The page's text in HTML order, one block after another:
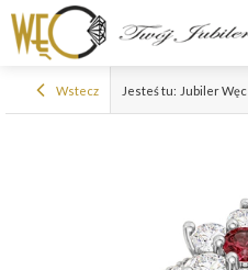
Wstecz Jesteś tu: Jubiler Węc